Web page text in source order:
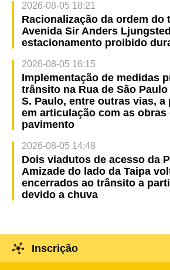
2026-08-05 18:21
Racionalização da ordem do
Avenida Sir Anders
estacionamento proibido
2026-08-05 16:15
Implementação de medidas
trânsito na Rua de São
S. Paulo, entre outras vias, a
em articulação com as obras
pavimento
2026-08-05 14:48
Dois viadutos de acesso da
Amizade do lado da Taipa
encerrados ao trânsito a
devido a chuva
Inscrição